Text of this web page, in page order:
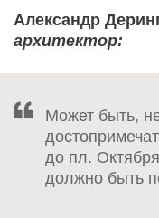
Александр
архитектор:
Может быть,
до пл.
должно быть